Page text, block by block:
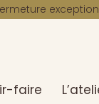
faire